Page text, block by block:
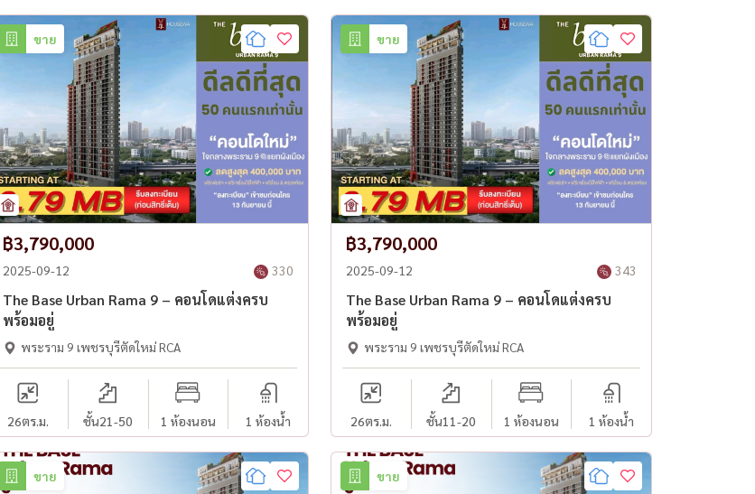
ขาย
฿3,790,000
2025-09-12 330
The Base Urban Rama 9 – คอนโดแต่งครบ
พร้อมอยู่
พระราม 9 เพชรบุรีตัดใหม่ RCA
26ตร.ม. ชั้น21-50 1 ห้องนอน 1 ห้องน้ำ
ขาย
฿3,790,000
2025-09-12 343
The Base Urban Rama 9 – คอนโดแต่งครบ
พร้อมอยู่
พระราม 9 เพชรบุรีตัดใหม่ RCA
26ตร.ม. ชั้น11-20 1 ห้องนอน 1 ห้องน้ำ
ขาย ขาย